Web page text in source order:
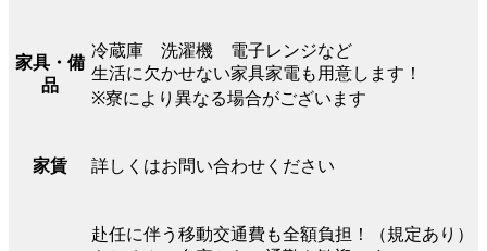
家具・備
品
冷蔵庫 洗濯機 電子レンジなど
生活に欠かせない家具家電も用意します！
※寮により異なる場合がございます
家賃 詳しくはお問い合わせください
赴任に伴う移動交通費も全額負担！（規定あり）